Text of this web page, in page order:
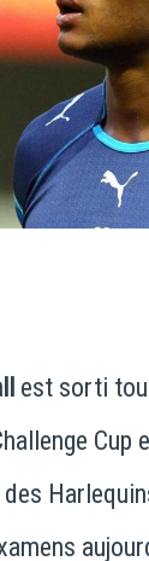
est sorti
Cup